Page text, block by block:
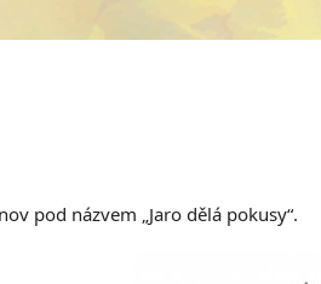
pod názvem „Jaro dělá pokusy“.